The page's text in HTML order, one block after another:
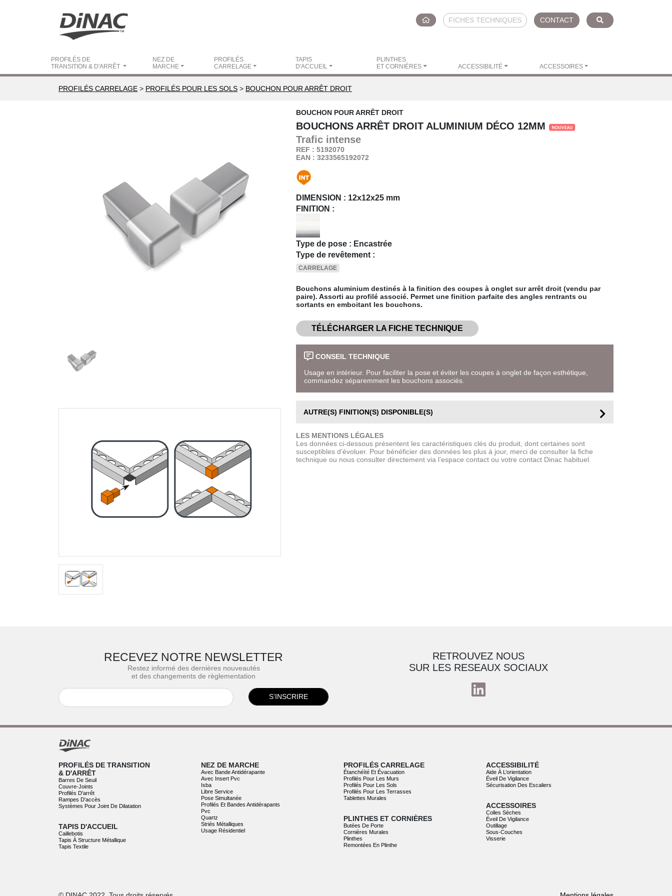
FICHES TECHNIQUES CONTACT
PROFILÉS DE
TRANSITION & D'ARRÊT
NEZ DE
MARCHE
PROFILÉS
CARRELAGE
TAPIS
D'ACCUEIL
PLINTHES
ET CORNIÈRES
ACCESSIBILITÉ ACCESSOIRES
PROFILÉS CARRELAGE > PROFILÉS POUR LES SOLS > BOUCHON POUR ARRÊT DROIT
BOUCHON POUR ARRÊT DROIT
BOUCHONS ARRÊT DROIT ALUMINIUM DÉCO 12MM
Trafic intense
REF : 5192070
EAN : 3233565192072
DIMENSION : 12x12x25 mm
FINITION :
Type de pose : Encastrée
Type de revêtement :
CARRELAGE
Bouchons aluminium destinés à la finition des coupes à onglet sur arrêt droit (vendu par
paire). Assorti au profilé associé. Permet une finition parfaite des angles rentrants ou
sortants en emboitant les bouchons.
TÉLÉCHARGER LA FICHE TECHNIQUE
CONSEIL TECHNIQUE
Usage en intérieur. Pour faciliter la pose et éviter les coupes à onglet de façon esthétique,
commandez séparemment les bouchons associés.
AUTRE(S) FINITION(S) DISPONIBLE(S)
LES MENTIONS LÉGALES
Les données ci-dessous présentent les caractéristiques clés du produit, dont certaines sont
susceptibles d’évoluer. Pour bénéficier des données les plus à jour, merci de consulter la fiche
technique ou nous consulter directement via l’espace contact ou votre contact Dinac habituel.
RECEVEZ NOTRE NEWSLETTER
Restez informé des dernières nouveautés
et des changements de règlementation
S’INSCRIRE
RETROUVEZ NOUS
SUR LES RESEAUX SOCIAUX
PROFILÉS DE TRANSITION
& D'ARRÊT
Barres De Seuil
Couvre-Joints
Profilés D'arrêt
Rampes D'accès
Systèmes Pour Joint De Dilatation
TAPIS D'ACCUEIL
Caillebotis
Tapis À Structure Métallique
Tapis Textile
NEZ DE MARCHE
Avec Bande Antidérapante
Avec Insert Pvc
Isba
Libre Service
Pose Simultanée
Profilés Et Bandes Antidérapants
Pvc
Quartz
Striés Métalliques
Usage Résidentiel
PROFILÉS CARRELAGE
Étanchéíté Et Évacuation
Profilés Pour Les Murs
Profilés Pour Les Sols
Profilés Pour Les Terrasses
Tablettes Murales
PLINTHES ET CORNIÈRES
Butées De Porte
Cornières Murales
Plinthes
Remontées En Plinthe
ACCESSIBILITÉ
Aide À L’orientation
Éveil De Vigilance
Sécurisation Des Escaliers
ACCESSOIRES
Colles Sèches
Éveil De Vigilance
Outillage
Sous-Couches
Visserie